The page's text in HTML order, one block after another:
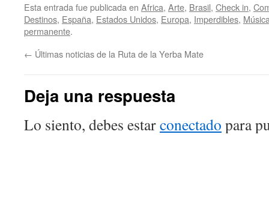
Esta entrada fue publicada en Africa, Arte, Brasil, Check in,
Destinos, España, Estados Unidos, Europa, Imperdibles,
permanente.
← Últimas noticias de la Ruta de la Yerba Mate
Deja una respuesta
Lo siento, debes estarconectado para